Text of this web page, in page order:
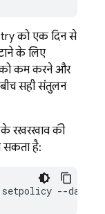
को एक दिन से
के लिए
को कम करने और
सही संतुलन
रखरखाव की
सकता है:
--days